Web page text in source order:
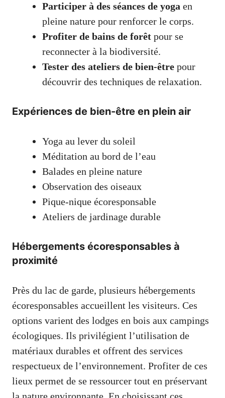
Participer à des séances de yoga en
pleine nature pour renforcer le corps.
Profiter de bains de forêt pour se
reconnecter à la biodiversité.
Tester des ateliers de bien-être pour
découvrir des techniques de relaxation.
Expériences de bien-être en plein air
Yoga au lever du soleil
Méditation au bord de l’eau
Balades en pleine nature
Observation des oiseaux
Pique-nique écoresponsable
Ateliers de jardinage durable
Hébergements écoresponsables à
proximité
Près du lac de garde, plusieurs hébergements
écoresponsables accueillent les visiteurs. Ces
options varient des lodges en bois aux campings
écologiques. Ils privilégient l’utilisation de
matériaux durables et offrent des services
respectueux de l’environnement. Profiter de ces
lieux permet de se ressourcer tout en préservant